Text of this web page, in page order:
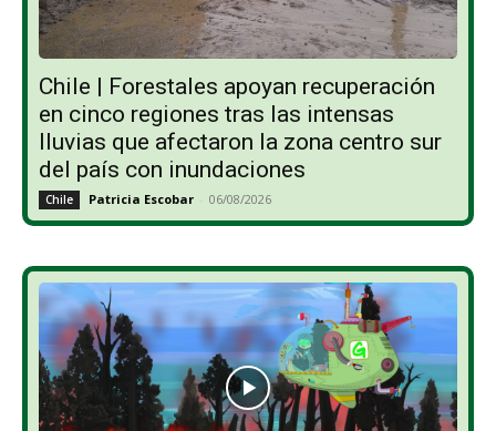
Chile | Forestales apoyan recuperación
en cinco regiones tras las intensas
lluvias que afectaron la zona centro sur
del país con inundaciones
Chile Patricia Escobar - 06/08/2026